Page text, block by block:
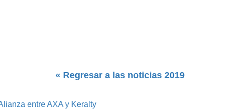
« Regresar a las noticias 2019
entre AXA y Keralty